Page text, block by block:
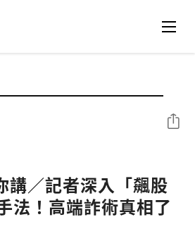
講／記者深入「飆股
法！高端詐術真相了
分享